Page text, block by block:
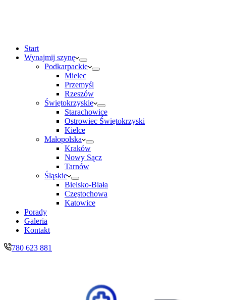
Start
Wynajmij szynę
Podkarpackie
Mielec
Przemyśl
Rzeszów
Świętokrzyskie
Starachowice
Ostrowiec Świętokrzyski
Kielce
Małopolska
Kraków
Nowy Sącz
Tarnów
Śląskie
Bielsko-Biała
Częstochowa
Katowice
Porady
Galeria
Kontakt
780 623 881